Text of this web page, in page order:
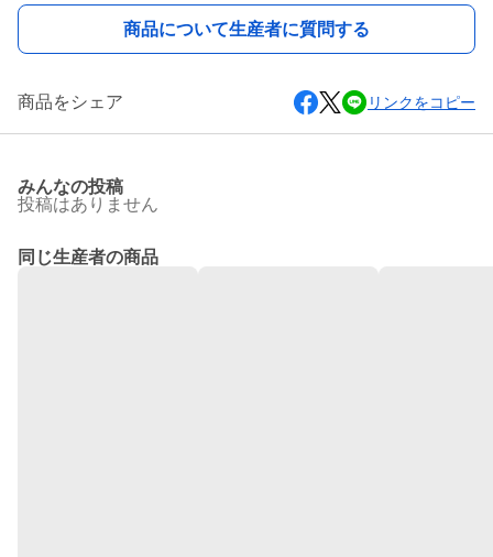
商品について生産者に質問する
商品をシェア リンクをコピー
みんなの投稿
投稿はありません
同じ生産者の商品